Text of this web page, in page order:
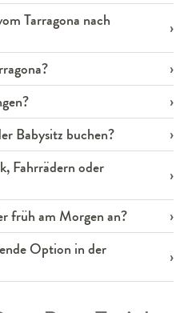
Tarragona nach
Babysitz buchen?
Fahrrädern oder
früh am Morgen an?
Option in der